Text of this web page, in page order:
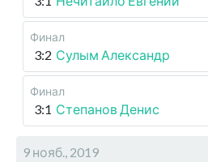
Финал
3:2 Сулым Александр
Финал
3:1 Степанов Денис
9 нояб., 2019